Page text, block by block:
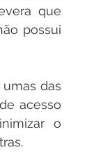
que
possui
das
acesso
o